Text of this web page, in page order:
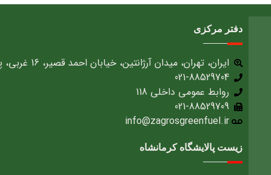
دفتر مرکزی
ایران، تهران، میدان آرژانتین، خیابان احمد قصیر، 16 غربی، پلاک 9، طبقه پنجم
021-88529704
روابط عمومی داخلی 118
021-88529709
info@zagrosgreenfuel.ir​
زیست پالایشگاه کرمانشاه